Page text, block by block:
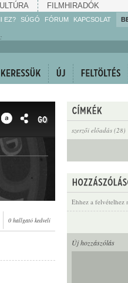
FILMHIRADÓK
EZ? SÚGÓ
Gyarapítsa!
FÓRUM KAPCSOLAT
szerzői előadás (28)
Ehhez a felvételhez
Új hozzászólás
GO
0 hallgató kedveli